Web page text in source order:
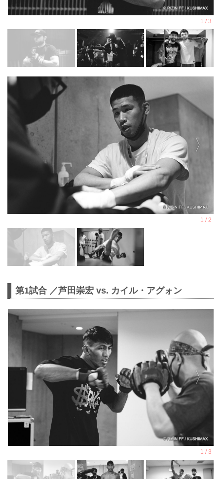
第1試合 ／芦田崇宏 vs. カイル・アグォン